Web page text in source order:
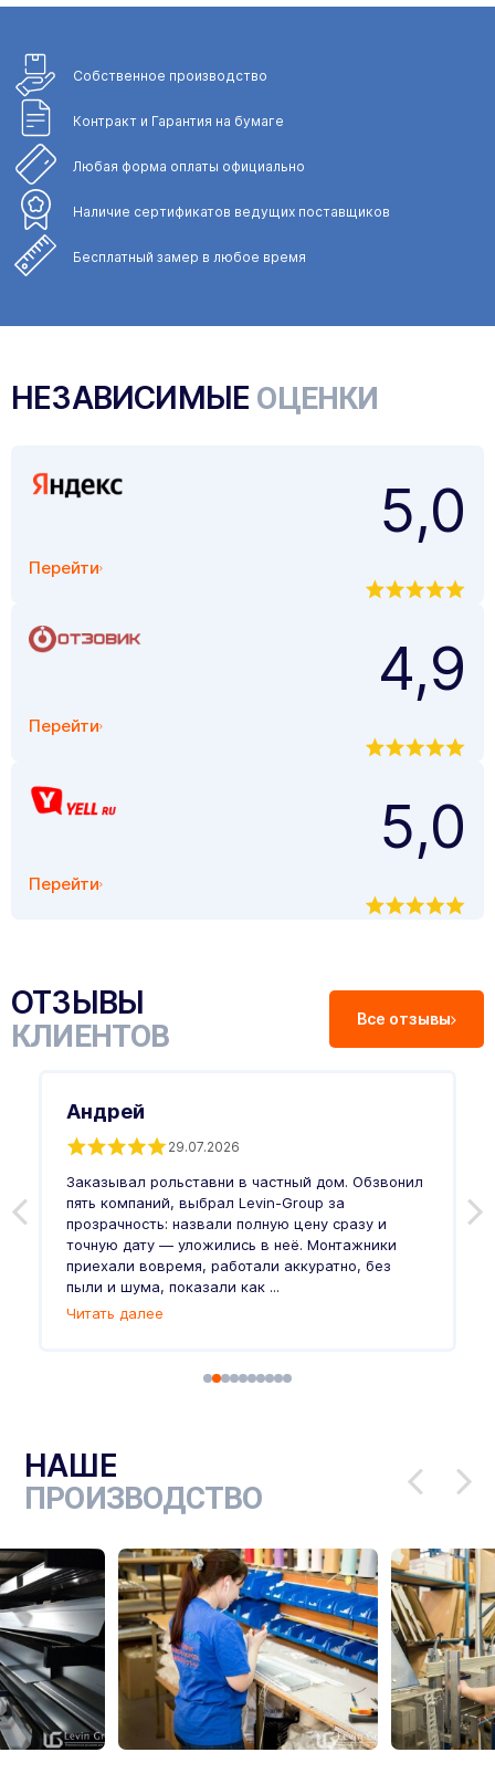
Собственное производство
Контракт и Гарантия на бумаге
Любая форма оплаты официально
Наличие сертификатов ведущих поставщиков
Бесплатный замер в любое время
НЕЗАВИСИМЫЕ ОЦЕНКИ
Перейти
5,0
Перейти
4,9
Перейти
5,0
ОТЗЫВЫ
КЛИЕНТОВ Все отзывы
Андрей
29.07.2026
Заказывал рольставни в частный дом. Обзвонил
пять компаний, выбрал Levin-Group за
прозрачность: назвали полную цену сразу и
точную дату — уложились в неё. Монтажники
приехали вовремя, работали аккуратно, без
пыли и шума, показали как ...
Читать далее
НАШЕ
ПРОИЗВОДСТВО